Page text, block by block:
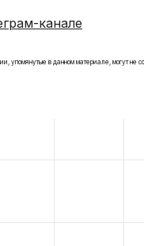
канале
в данном материале, могут не